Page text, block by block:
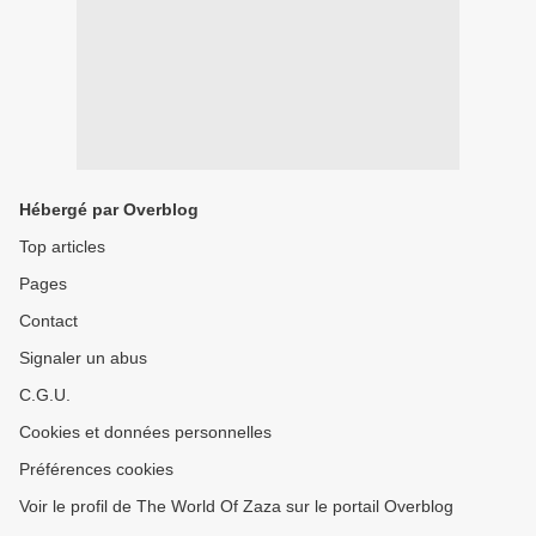
Hébergé par Overblog
Top articles
Pages
Contact
Signaler un abus
C.G.U.
Cookies et données personnelles
Préférences cookies
Voir le profil de The World Of Zaza sur le portail Overblog